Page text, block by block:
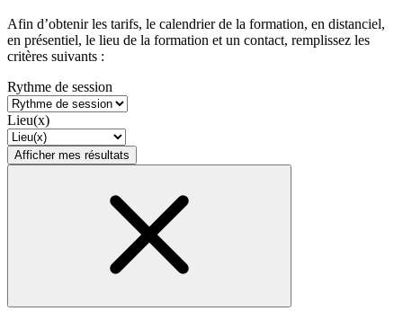
Afin d’obtenir les tarifs, le calendrier de la formation, en distanciel,
en présentiel, le lieu de la formation et un contact, remplissez les
critères suivants :
Rythme de session
Lieu(x)
Afficher mes résultats